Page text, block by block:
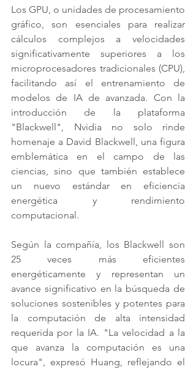
Los GPU, o unidades de procesamiento
gráfico, son esenciales para realizar
cálculos complejos a velocidades
significativamente superiores a los
microprocesadores tradicionales (CPU),
facilitando así el entrenamiento de
modelos de IA de avanzada. Con la
introducción de la plataforma
"Blackwell", Nvidia no solo rinde
homenaje a David Blackwell, una figura
emblemática en el campo de las
ciencias, sino que también establece
un nuevo estándar en eficiencia
energética y rendimiento
computacional.
Según la compañía, los Blackwell son
25 veces más eficientes
energéticamente y representan un
avance significativo en la búsqueda de
soluciones sostenibles y potentes para
la computación de alta intensidad
requerida por la IA. "La velocidad a la
que avanza la computación es una
locura", expresó Huang, reflejando el